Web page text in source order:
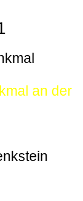
an der